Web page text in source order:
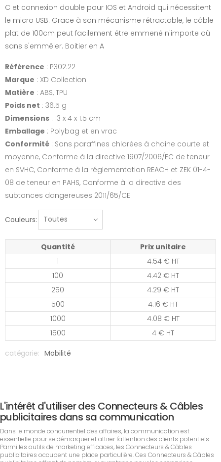
C et connexion double pour IOS et Android qui nécessitent
le micro USB. Grace à son mécanisme rétractable, le câble
plat de 100cm peut facilement être emmené n'importe où
sans s'emmêler. Boitier en A
Référence : P302.22
Marque : XD Collection
Matière : ABS, TPU
Poids net : 36.5 g
Dimensions : 13 x 4 x 1.5 cm
Emballage : Polybag et en vrac
Conformité : Sans paraffines chlorées à chaine courte et
moyenne, Conforme à la directive 1907/2006/EC de teneur
en SVHC, Conforme à la réglementation REACH et ZEK 01-4-
08 de teneur en PAHS, Conforme à la directive des
subtances dangereuses 2011/65/CE
Couleurs:
Quantité
Prix unitaire
1
4.54 € HT
100
4.42 € HT
250
4.29 € HT
500
4.16 € HT
1000
4.08 € HT
1500
4 € HT
catégorie: Mobilité
L'intérêt d'utiliser des Connecteurs & Câbles
publicitaires dans sa communication
Dans le monde concurrentiel des affaires, la communication est
essentielle pour se démarquer et attirer l'attention des clients potentiels.
Parmi les outils de marketing efficaces, les Connecteurs & Câbles
publicitaires occupent une place particulière. Ces Connecteurs & Câbles